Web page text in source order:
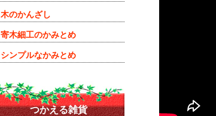
木のかんざし
寄木細工のかみとめ
シンプルなかみとめ
つかえる雑貨